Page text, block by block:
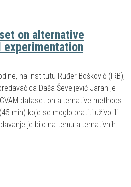
on alternative
experimentation
na Institutu Ruđer Bošković (IRB),
Daša Ševeljević-Jaran je
dataset on alternative methods
min) koje se moglo pratiti uživo ili
je bilo na temu alternativnih